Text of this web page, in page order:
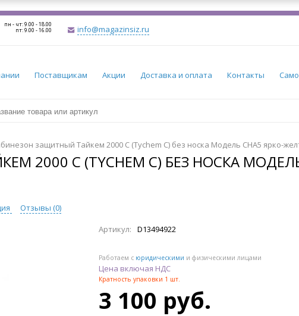
пн - чт: 9.00 - 18.00
пт: 9.00 - 16.00 info@magazinsiz.ru
Поставщикам Акции Доставка и оплата Контакты
защитный Тайкем 2000 С (Tychem C) без носка Модель CHA5 ярко-
2000 С (TYCHEM C) БЕЗ НОСКА
Отзывы (0)
Артикул: D13494922
Работаем с юридическими и физическими лицами
Цена включая НДС
Кратность упаковки 1 шт.
3 100 руб.